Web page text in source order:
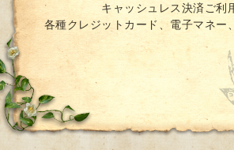
キャッシュレス決済ご利
各種クレジットカード、電子マネー